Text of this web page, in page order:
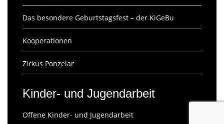
Das besondere Geburtstagsfest – der KiGeBu
Kooperationen
Zirkus Ponzelar
Kinder- und Jugendarbeit
Offene Kinder- und Jugendarbeit